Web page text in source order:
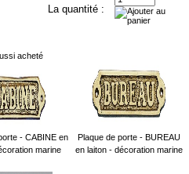
La quantité :
acheté
- CABINE en
marine
Plaque de porte - BUREAU
en laiton - décoration marine